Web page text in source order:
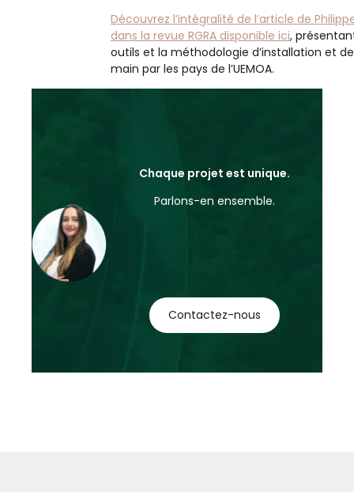
Découvrez l’intégralité de l’article de Philippe
dans la revue RGRA disponible ici,
outils et la méthodologie d’installation et
main par les pays de l’UEMOA.
Chaque projet est unique.
Parlons-en ensemble.
Contactez-nous